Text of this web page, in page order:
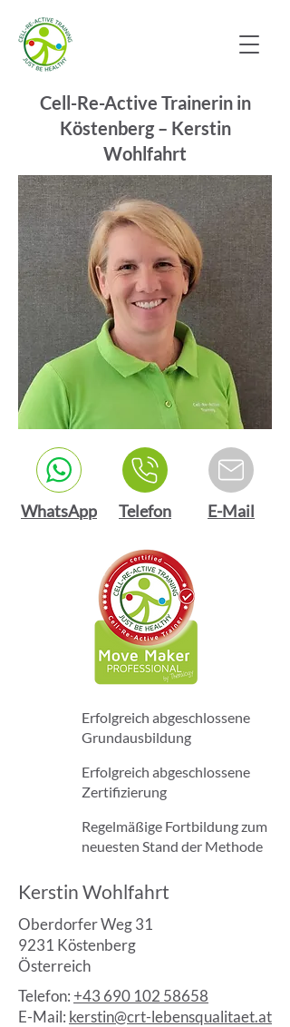
Cell-Re-Active Trainerin in
Köstenberg – Kerstin
Wohlfahrt
WhatsApp Telefon E-Mail
Erfolgreich abgeschlossene
Grundausbildung
Erfolgreich abgeschlossene
Zertifizierung
Regelmäßige Fortbildung zum
neuesten Stand der Methode
Kerstin Wohlfahrt
Oberdorfer Weg 31
9231 Köstenberg
Österreich
Telefon:+43 690 102 58658
E-Mail: kerstin@crt-lebensqualitaet.at